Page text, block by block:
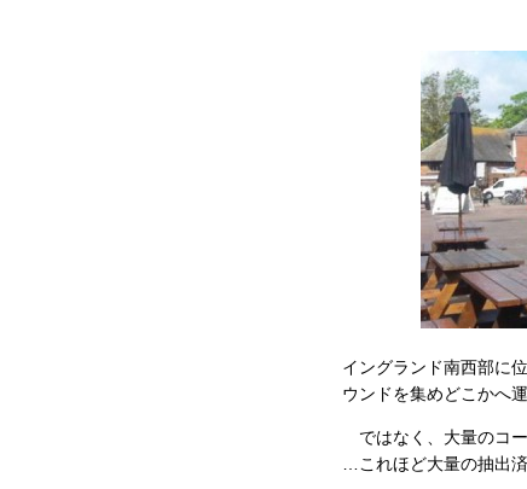
イングランド南西部に
ウンドを集めどこかへ
ではなく、大量のコ
…これほど大量の抽出